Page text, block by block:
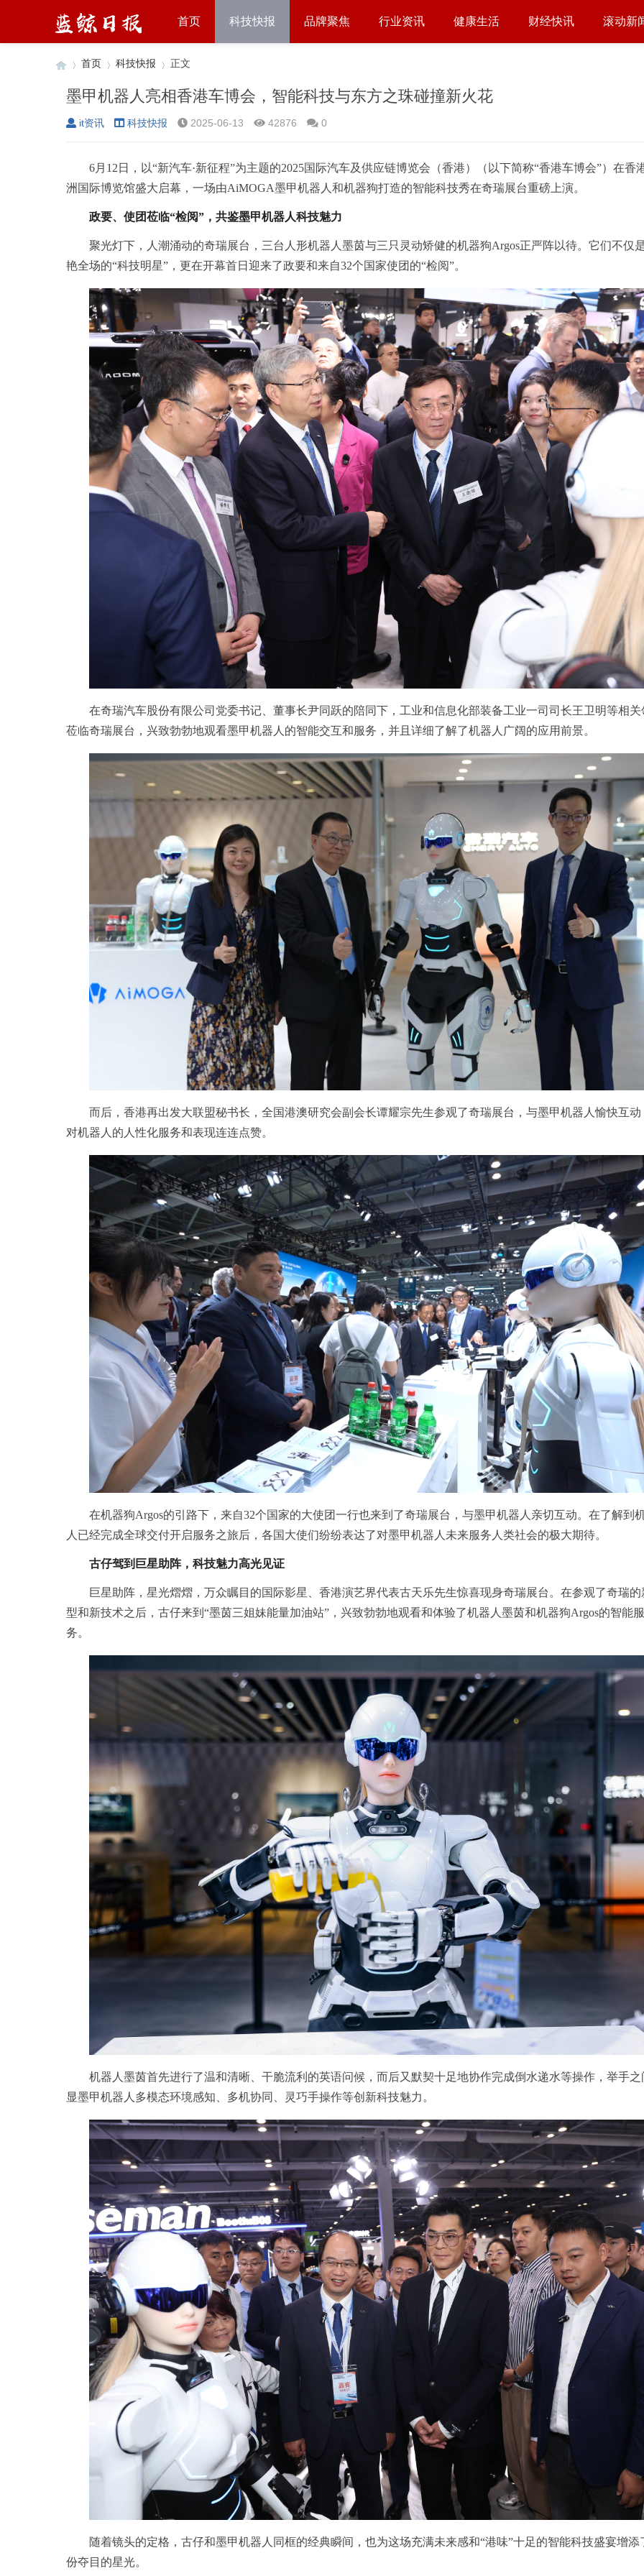
首页 科技快报 品牌聚焦 行业资讯 健康生活 财经快讯 滚动新
›
首页
›
科技快报
›
正文
墨甲机器人亮相香港车博会，智能科技与东方之珠碰撞新火花
it资讯 科技快报 2025-06-13 42876 0
6月12日，以“新汽车·新征程”为主题的2025国际汽车及供应链博览会（香港）（以下简称“香港车博会”）在香
洲国际博览馆盛大启幕，一场由AiMOGA墨甲机器人和机器狗打造的智能科技秀在奇瑞展台重磅上演。
政要、使团莅临“检阅”，共鉴墨甲机器人科技魅力
聚光灯下，人潮涌动的奇瑞展台，三台人形机器人墨茵与三只灵动矫健的机器狗Argos正严阵以待。它们不仅
艳全场的“科技明星”，更在开幕首日迎来了政要和来自32个国家使团的“检阅”。
在奇瑞汽车股份有限公司党委书记、董事长尹同跃的陪同下，工业和信息化部装备工业一司司长王卫明等相关
莅临奇瑞展台，兴致勃勃地观看墨甲机器人的智能交互和服务，并且详细了解了机器人广阔的应用前景。
而后，香港再出发大联盟秘书长，全国港澳研究会副会长谭耀宗先生参观了奇瑞展台，与墨甲机器人愉快互动
对机器人的人性化服务和表现连连点赞。
在机器狗Argos的引路下，来自32个国家的大使团一行也来到了奇瑞展台，与墨甲机器人亲切互动。在了解到
人已经完成全球交付开启服务之旅后，各国大使们纷纷表达了对墨甲机器人未来服务人类社会的极大期待。
古仔驾到巨星助阵，科技魅力高光见证
巨星助阵，星光熠熠，万众瞩目的国际影星、香港演艺界代表古天乐先生惊喜现身奇瑞展台。在参观了奇瑞的
型和新技术之后，古仔来到“墨茵三姐妹能量加油站”，兴致勃勃地观看和体验了机器人墨茵和机器狗Argos的智能服
务。
机器人墨茵首先进行了温和清晰、干脆流利的英语问候，而后又默契十足地协作完成倒水递水等操作，举手之
显墨甲机器人多模态环境感知、多机协同、灵巧手操作等创新科技魅力。
随着镜头的定格，古仔和墨甲机器人同框的经典瞬间，也为这场充满未来感和“港味”十足的智能科技盛宴增添
份夺目的星光。